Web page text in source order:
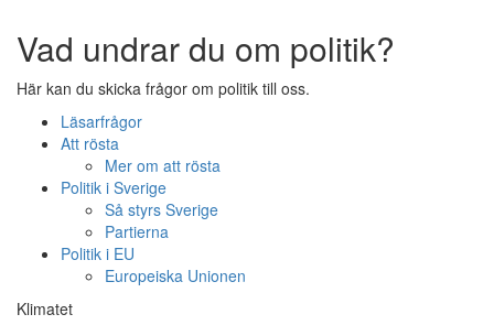
Vad undrar du om politik?
Här kan du skicka frågor om politik till oss.
Läsarfrågor
Att rösta
Mer om att rösta
Politik i Sverige
Så styrs Sverige
Partierna
Politik i EU
Europeiska Unionen
Klimatet